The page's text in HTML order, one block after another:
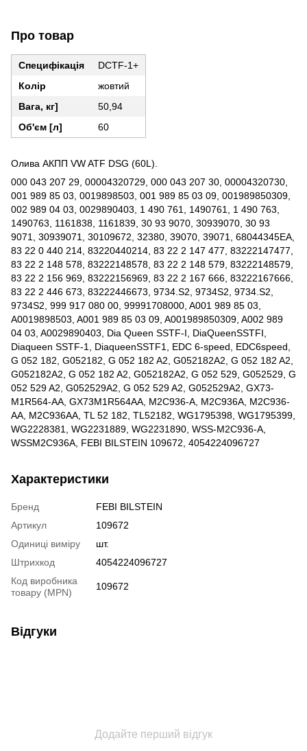
Про товар
Специфікація
DCTF-1+
Колір
жовтий
Вага, кг]
50,94
Об'єм [л]
60
Олива АКПП VW ATF DSG (60L).
000 043 207 29, 00004320729, 000 043 207 30, 00004320730,
001 989 85 03, 0019898503, 001 989 85 03 09, 001989850309,
002 989 04 03, 0029890403, 1 490 761, 1490761, 1 490 763,
1490763, 1161838, 1161839, 30 93 9070, 30939070, 30 93
9071, 30939071, 30109672, 32380, 39070, 39071, 68044345EA,
83 22 0 440 214, 83220440214, 83 22 2 147 477, 83222147477,
83 22 2 148 578, 83222148578, 83 22 2 148 579, 83222148579,
83 22 2 156 969, 83222156969, 83 22 2 167 666, 83222167666,
83 22 2 446 673, 83222446673, 9734.S2, 9734S2, 9734.S2,
9734S2, 999 917 080 00, 99991708000, A001 989 85 03,
A0019898503, A001 989 85 03 09, A001989850309, A002 989
04 03, A0029890403, Dia Queen SSTF-I, DiaQueenSSTFI,
Diaqueen SSTF-1, DiaqueenSSTF1, EDC 6-speed, EDC6speed,
G 052 182, G052182, G 052 182 A2, G052182A2, G 052 182 A2,
G052182A2, G 052 182 A2, G052182A2, G 052 529, G052529, G
052 529 A2, G052529A2, G 052 529 A2, G052529A2, GX73-
M1R564-AA, GX73M1R564AA, M2C936-A, M2C936A, M2C936-
AA, M2C936AA, TL 52 182, TL52182, WG1795398, WG1795399,
WG2228381, WG2231889, WG2231890, WSS-M2C936-A,
WSSM2C936A, FEBI BILSTEIN 109672, 4054224096727
Характеристики
Бренд
FEBI BILSTEIN
Артикул
109672
Одиниці виміру
шт.
Штрихкод
4054224096727
Код виробника
товару (MPN)
109672
Відгуки
Додайте перший відгук